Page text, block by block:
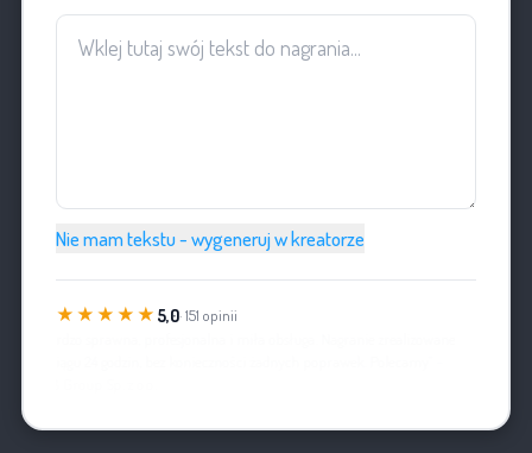
Nie mam tekstu - wygeneruj w kreatorze
★★★★★ 5,0· 151 opinii